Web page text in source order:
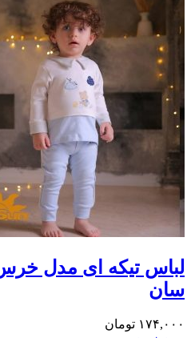
لباس تیکه ای مدل
سان
۱۷۴,۰۰۰ تومان